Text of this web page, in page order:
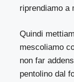
riprendiamo a
Quindi
mescoliamo
non far
pentolino dal